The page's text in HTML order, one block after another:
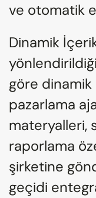
ve otomatik
Dinamik
göre
pazarlama
materyalleri,
raporlama
şirketine
geçidi